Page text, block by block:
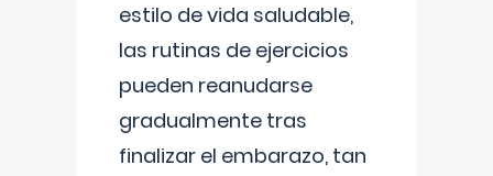
estilo de vida saludable,
las rutinas de ejercicios
pueden reanudarse
gradualmente tras
finalizar el embarazo, tan